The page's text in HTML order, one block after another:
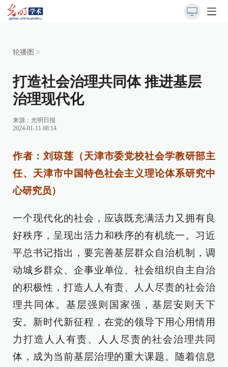
轮播图 >
打造社会治理共同体 推进基层
治理现代化
来源： 光明日报
2024-01-11 08:14
作者：刘琼莲（天津市委党校社会学教研部主
任、天津市中国特色社会主义理论体系研究中
心研究员）
一个现代化的社会，应该既充满活力又拥有良
好秩序，呈现出活力和秩序的有机统一。习近
平总书记指出，要完善基层群众自治机制，调
动城乡群众、企事业单位、社会组织自主自治
的积极性，打造人人有责、人人尽责的社会治
理共同体。基层强则国家强，基层安则天下
安。新时代新征程，在党的领导下用心用情用
力打造人人有责、人人尽责的社会治理共同
体，成为当前基层治理的重大课题。随着信息